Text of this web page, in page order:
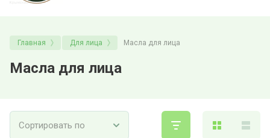
Главная Для лица Масла для лица
Масла для лица
Сортировать по